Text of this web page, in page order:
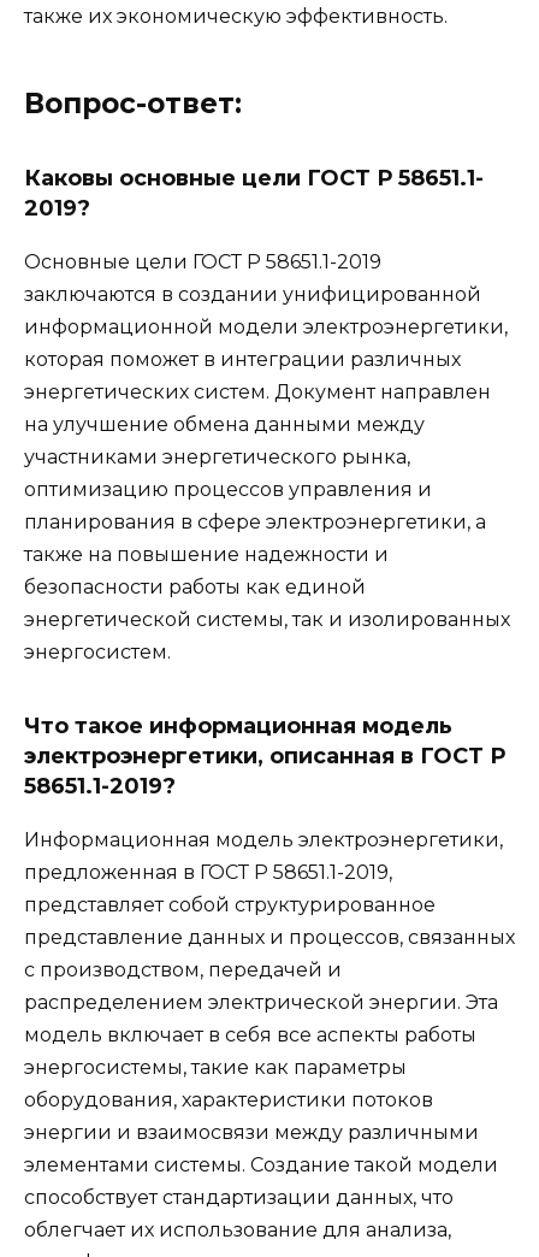
также их экономическую эффективность.
Вопрос-ответ:
Каковы основные цели ГОСТ Р 58651.1-
2019?
Основные цели ГОСТ Р 58651.1-2019
заключаются в создании унифицированной
информационной модели электроэнергетики,
которая поможет в интеграции различных
энергетических систем. Документ направлен
на улучшение обмена данными между
участниками энергетического рынка,
оптимизацию процессов управления и
планирования в сфере электроэнергетики, а
также на повышение надежности и
безопасности работы как единой
энергетической системы, так и изолированных
энергосистем.
Что такое информационная модель
электроэнергетики, описанная в ГОСТ Р
58651.1-2019?
Информационная модель электроэнергетики,
предложенная в ГОСТ Р 58651.1-2019,
представляет собой структурированное
представление данных и процессов, связанных
с производством, передачей и
распределением электрической энергии. Эта
модель включает в себя все аспекты работы
энергосистемы, такие как параметры
оборудования, характеристики потоков
энергии и взаимосвязи между различными
элементами системы. Создание такой модели
способствует стандартизации данных, что
облегчает их использование для анализа,